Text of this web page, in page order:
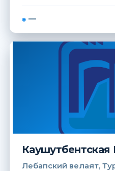
—
Каушутбентская
Лебапский велаят,